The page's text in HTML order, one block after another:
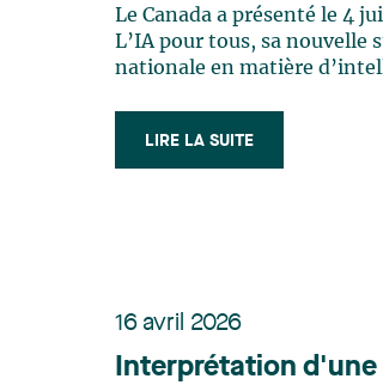
Le Canada a présenté le 4
L’IA pour tous, sa nouvelle
nationale en matière
doivent profiter à
population canadienne, la
LIRE LA SUITE
16 avril 2026
Interprétation d'une